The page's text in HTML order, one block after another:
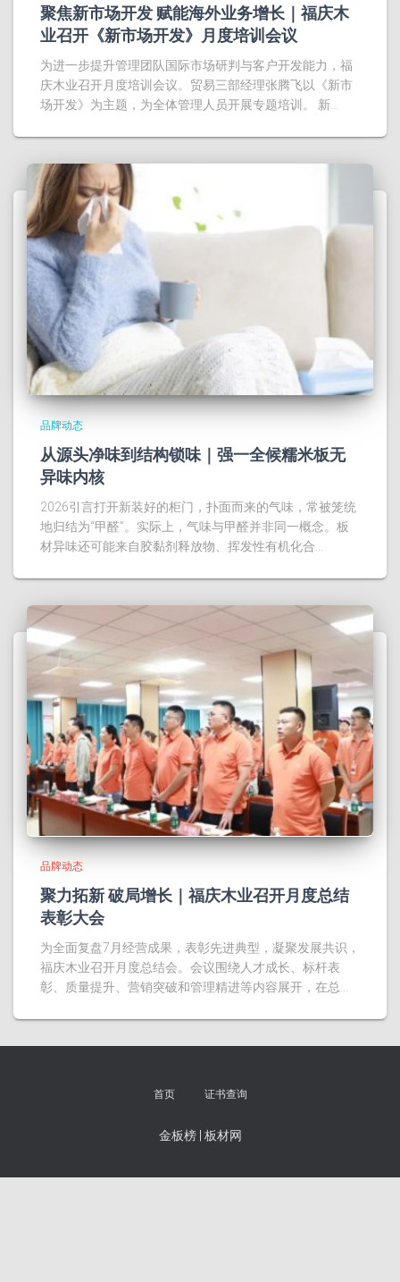
聚焦新市场开发 赋能海外业务增长｜福庆木
业召开《新市场开发》月度培训会议
为进一步提升管理团队国际市场研判与客户开发能力，福
庆木业召开月度培训会议。贸易三部经理张腾飞以《新市
场开发》为主题，为全体管理人员开展专题培训。 新…
品牌动态
从源头净味到结构锁味｜强一全候糯米板无
异味内核
2026引言打开新装好的柜门，扑面而来的气味，常被笼统
地归结为“甲醛”。实际上，气味与甲醛并非同一概念。板
材异味还可能来自胶黏剂释放物、挥发性有机化合…
品牌动态
聚力拓新 破局增长｜福庆木业召开月度总结
表彰大会
为全面复盘7月经营成果，表彰先进典型，凝聚发展共识，
福庆木业召开月度总结会。会议围绕人才成长、标杆表
彰、质量提升、营销突破和管理精进等内容展开，在总…
首页 证书查询
金板榜| 板材网